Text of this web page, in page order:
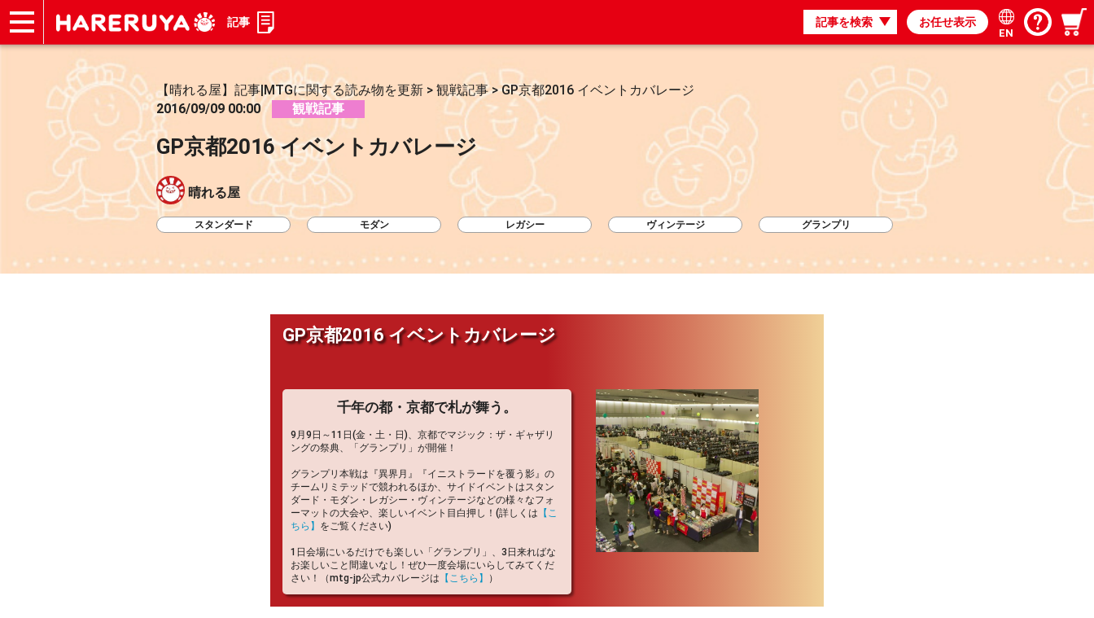
ショップ
デッキ検索
デッキ構築
選手一覧
店舗一覧
イベント
お問い合わせ
記事 記事を検索 お任せ表示
EN
【晴れる屋】記事|MTGに関する読み物を更新 > 観戦記事>GP京都2016 イベントカバレージ
2016/09/09 00:00
観戦記事
GP京都2016 イベントカバレージ
晴れる屋
スタンダード モダン レガシー ヴィンテージ グランプリ
GP京都2016 イベントカバレージ
千年の都・京都で札が舞う。
9月9日～11日(金・土・日)、京都でマジック：ザ・ギャザリ
ングの祭典、「グランプリ」が開催！
グランプリ本戦は『異界月』『イニストラードを覆う影』の
チームリミテッドで競われるほか、サイドイベントはスタン
ダード・モダン・レガシー・ヴィンテージなどの様々なフォ
ーマットの大会や、楽しいイベント目白押し！(詳しくは 【こ
ちら】 をご覧ください)
1日会場にいるだけでも楽しい「グランプリ」、3日来ればな
お楽しいこと間違いなし！ぜひ一度会場にいらしてみてくだ
さい！（mtg-jp公式カバレージは 【こちら】 ）